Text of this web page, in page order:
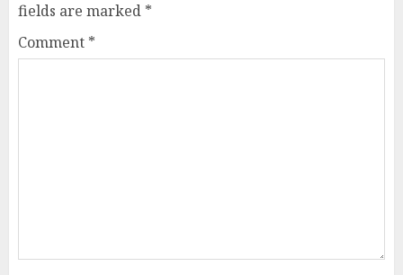
fields are marked *
Comment *